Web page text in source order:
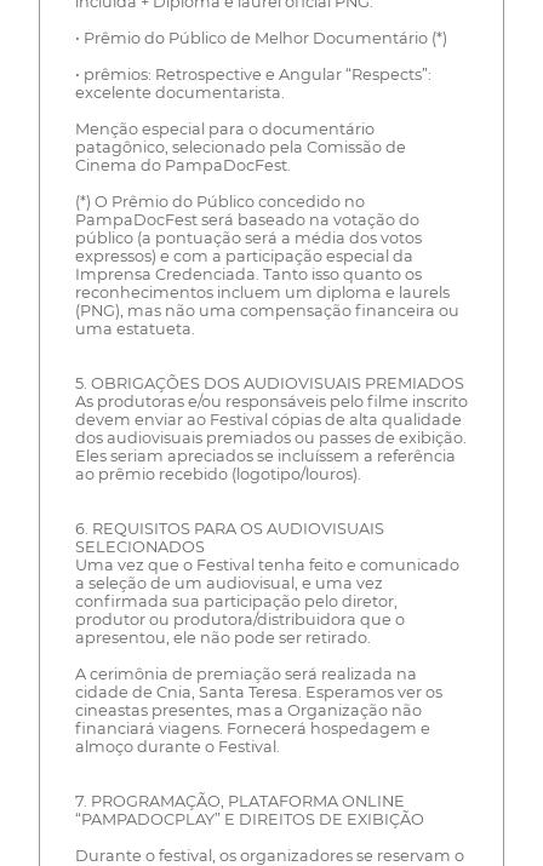
• Prêmio do Público de Melhor Documentário (*)
• prêmios: Retrospective e Angular “Respects”:
excelente documentarista.
Menção especial para o documentário
patagônico, selecionado pela Comissão de
Cinema do PampaDocFest.
(*) O Prêmio do Público concedido no
PampaDocFest será baseado na votação do
público (a pontuação será a média dos votos
expressos) e com a participação especial da
Imprensa Credenciada. Tanto isso quanto os
reconhecimentos incluem um diploma e laurels
(PNG), mas não uma compensação financeira ou
uma estatueta.
5. OBRIGAÇÕES DOS AUDIOVISUAIS PREMIADOS
As produtoras e/ou responsáveis pelo filme inscrito
devem enviar ao Festival cópias de alta qualidade
dos audiovisuais premiados ou passes de exibição.
Eles seriam apreciados se incluíssem a referência
ao prêmio recebido (logotipo/louros).
6. REQUISITOS PARA OS AUDIOVISUAIS
SELECIONADOS
Uma vez que o Festival tenha feito e comunicado
a seleção de um audiovisual, e uma vez
confirmada sua participação pelo diretor,
produtor ou produtora/distribuidora que o
apresentou, ele não pode ser retirado.
A cerimônia de premiação será realizada na
cidade de Cnia, Santa Teresa. Esperamos ver os
cineastas presentes, mas a Organização não
financiará viagens. Fornecerá hospedagem e
almoço durante o Festival.
7. PROGRAMAÇÃO, PLATAFORMA ONLINE
“PAMPADOCPLAY” E DIREITOS DE EXIBIÇÃO
Durante o festival, os organizadores se reservam o